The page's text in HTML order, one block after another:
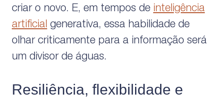
criar o novo. E, em tempos de inteligência
artificial generativa, essa habilidade de
olhar criticamente para a informação será
um divisor de águas.
Resiliência, flexibilidade e